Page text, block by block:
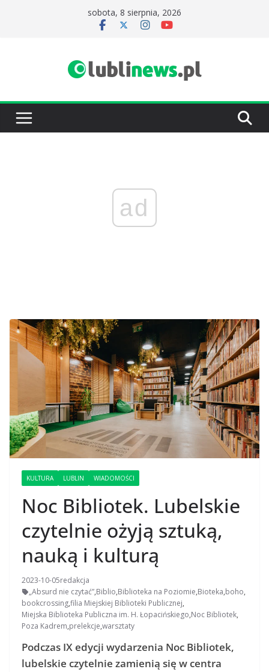
sobota, 8 sierpnia, 2026
ad
KULTURA LUBLIN WIADOMOŚCI
Noc Bibliotek. Lubelskie
czytelnie ożyją sztuką,
nauką i kulturą
2023-10-05redakcja
„Absurd nie czytać”,Biblio,Biblioteka na Poziomie,Bioteka,boho,
bookcrossing,filia Miejskiej Biblioteki Publicznej,
Miejska Biblioteka Publiczna im. H. Łopacińskiego,Noc Bibliotek,
Poza Kadrem,prelekcje,warsztaty
Podczas IX edycji wydarzenia Noc Bibliotek,
lubelskie czytelnie zamienią się w centra